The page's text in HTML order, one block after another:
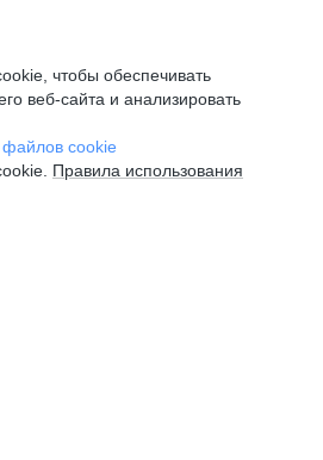
чтобы обеспечивать
веб-сайта и анализировать
файлов cookie
Правила использования